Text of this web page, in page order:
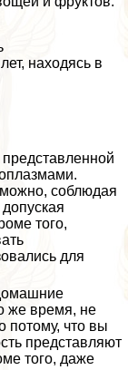
находясь в
соблюдая
того,
для
же время, не
потому, что вы
представляют
того, даже